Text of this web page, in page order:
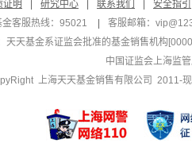
证明 研究中心 联系我们
安全指引
金客服热线：95021
客服邮箱：
天天基金系证监会批准的基金销售机构
中国证监会上海监
上海天天基金销售有限公司 2011-